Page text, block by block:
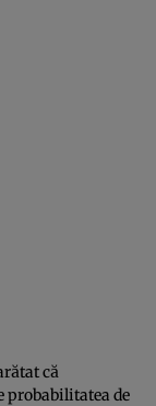
că
probabilitatea de